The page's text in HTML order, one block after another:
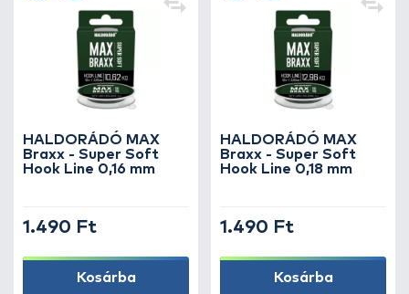
HALDORÁDÓ MAX
Braxx - Super Soft
Hook Line 0,16 mm
1.490 Ft
Kosárba
HALDORÁDÓ MAX
Braxx - Super Soft
Hook Line 0,18 mm
1.490 Ft
Kosárba